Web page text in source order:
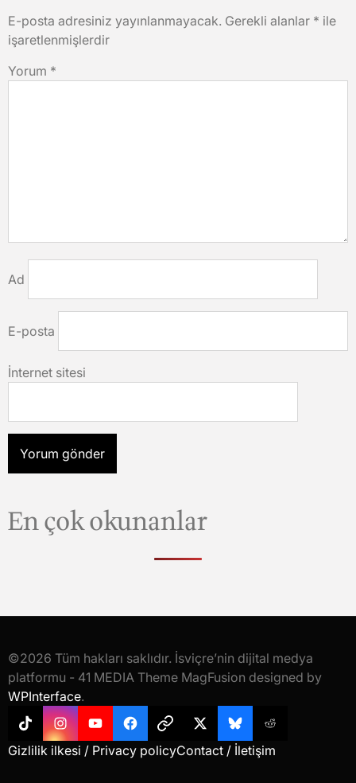
E-posta adresiniz yayınlanmayacak. Gerekli alanlar * ile
işaretlenmişlerdir
Yorum *
Ad
E-posta
İnternet sitesi
En çok okunanlar
©2026 Tüm hakları saklıdır. İsviçre’nin dijital medya
platformu - 41 MEDIA Theme MagFusion designed by
WPInterface.
TiktokInstagramYouTubeFacebookThreads
X BlueskyReddit
Gizlilik ilkesi / Privacy policyContact / İletişim